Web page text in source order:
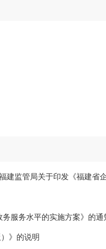
服务水平的实施方案》的通
》的说明